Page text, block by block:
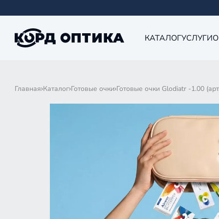
КАТАЛОГУСЛУГИ
Главная Каталог Готовые очки Готовые очки Glodiatr -1.00